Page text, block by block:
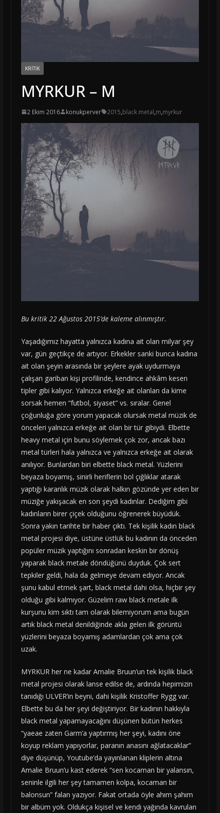
KRITIK
MYRKUR – M
2 Ekim 2016 konukperver 2015,black metal,m,myrkur
Bu kritik 22 Ağustos 2015’de kaleme alınmıştır.
Yaşadığımız hayatta yalnızca kadına ait olan milyar şey
var, gün geçtikçe de artıyor. Erkekler sanki bunca kadına
ait olan şeyin arasında bir şeylere ayak uydurmaya
çalışan gariban kişi profilinde, kendince ahkâm kesen
tipler gibi kalıyor. Yalnızca erkeğe ait olanları da kime
sorsak hemen “futbol, siyaset” vs. sıralar. Genel
çoğunluğa göre yorum yapacak olursak metal müzik de
önceleri yalnızca erkeğe ait olan bir tür gibiydi. Elbette
heavy metal için bunu söylemek çok zor, ancak bazı
metal türleri hala yalnızca ve yalnızca erkeğe ait olarak
anılıyor. Bunlardan biri elbette black metal. Yüzlerini
beyaza boyamış, sinirli heriflerin bol çığlıklar atarak
yaptığı karanlık müzik olarak halkın gözünde yer eden bir
müziğe yakışacak en son şeydi kadınlar. Dediğim gibi
kadınların birer çiçek olduğunu öğrenerek büyüdük.
Sonra yakın tarihte bir haber çıktı. Tek kişilik kadın black
metal projesi diye, üstüne üstlük bu kadının da önceden
popüler müzik yaptığını sonradan keskin bir dönüş
yaparak black metale döndüğünü duyduk. Çok sert
tepkiler geldi, hala da gelmeye devam ediyor. Ancak
şunu kabul etmek şart, black metal dahi olsa, hiçbir şey
olduğu gibi kalmıyor. Güzelim raw black metale ilk
kurşunu kim sıktı tam olarak bilemiyorum ama bugün
artık black metal denildiğinde akla gelen ilk görüntü
yüzlerini beyaza boyamış adamlardan çok ama çok
uzak.
MYRKUR her ne kadar Amalie Bruun’un tek kişilik black
metal projesi olarak lanse edilse de, ardında hepimizin
tanıdığı ULVER’in beyni, dahi kişilik Kristoffer Rygg var.
Elbette bu da her şeyi değiştiriyor. Bir kadının hakkıyla
black metal yapamayacağını düşünen bütün herkes
“yaeae zaten Garm’a yaptırmış her şeyi, kadını öne
koyup reklam yapıyorlar, paranın anasını ağlatacaklar”
diye düşünüp, Youtube’da yayınlanan kliplerin altına
Amalie Bruun’u kast ederek “sen kocaman bir yalansın,
seninle ilgili her şey tamamen kolpa, kocaman bir
balonsun” falan yazıyor. Fakat ortada öyle ahım şahım
bir albüm yok. Oldukça kişisel ve kendi yağında kavrulan